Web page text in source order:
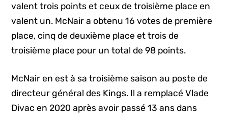
valent trois points et ceux de troisième place en
valent un. McNair a obtenu 16 votes de première
place, cinq de deuxième place et trois de
troisième place pour un total de 98 points.
McNair en est à sa troisième saison au poste de
directeur général des Kings. Il a remplacé Vlade
Divac en 2020 après avoir passé 13 ans dans